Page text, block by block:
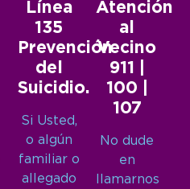
Línea
135
Prevención
del
Suicidio.
Si Usted,
o algún
familiar o
allegado
Atención
al
Vecino
911 |
100 |
107
No dude
en
llamarnos